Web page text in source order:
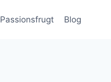
Passionsfrugt Blog